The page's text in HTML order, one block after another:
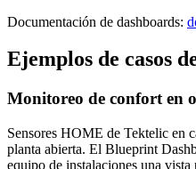
Documentación de dashboards:
Ejemplos de casos
Monitoreo de confort en
Sensores HOME de Tektelic en
planta abierta. El Blueprint
equipo de instalaciones una